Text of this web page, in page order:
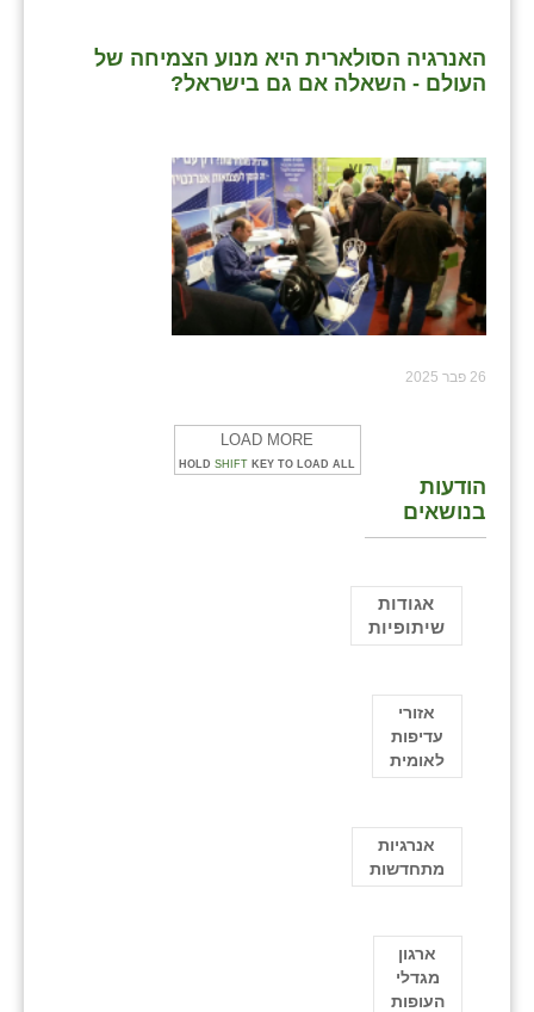
האנרגיה הסולארית היא מנוע הצמיחה של
העולם - השאלה אם גם בישראל?
26 פבר 2025
LOAD MORE
HOLD SHIFT KEY TO LOAD ALL
הודעות
בנושאים
אגודות
שיתופיות
אזורי
עדיפות
לאומית
אנרגיות
מתחדשות
ארגון
מגדלי
העופות